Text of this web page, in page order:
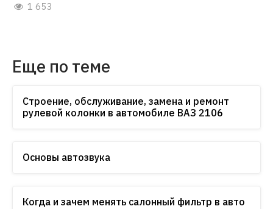
1 653
Еще по теме
Строение, обслуживание, замена и ремонт
рулевой колонки в автомобиле ВАЗ 2106
Основы автозвука
Когда и зачем менять салонный фильтр в авто